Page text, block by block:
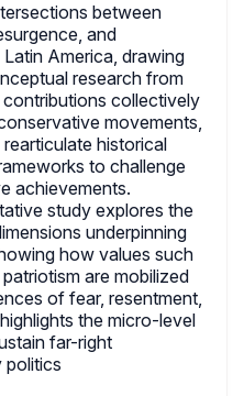
between
and
America, drawing
research from
contributions collectively
movements,
historical
to challenge
achievements.
study explores the
underpinning
how values such
are mobilized
of fear, resentment,
the micro-level
far-right
politics